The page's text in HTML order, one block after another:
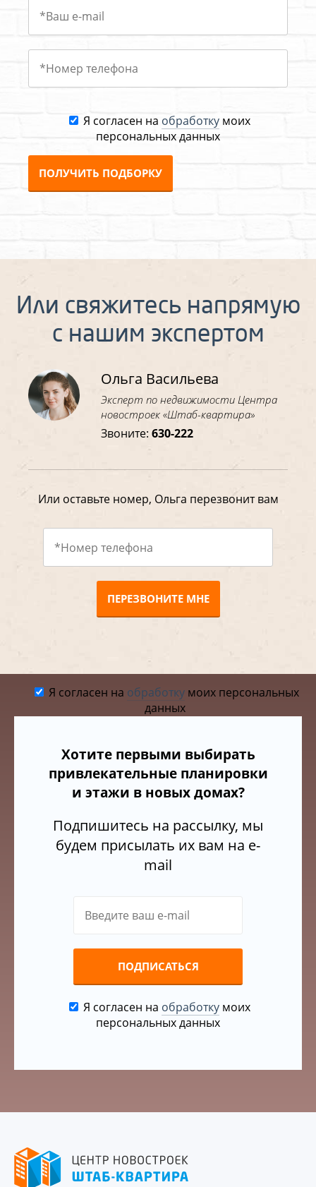
Я согласен на обработкумоих
персональных данных
ПОЛУЧИТЬ ПОДБОРКУ
Или свяжитесь напрямую
с нашим экспертом
Ольга Васильева
Эксперт по недвижимости Центра
новостроек «Штаб-квартира»
Звоните:630-222
Или оставьте номер, Ольга перезвонит вам
ПЕРЕЗВОНИТЕ МНЕ
Я согласен на обработкумоих персональных
данных
Хотите первыми выбирать
привлекательные планировки
и этажи в новых домах?
Подпишитесь на рассылку, мы
будем присылать их вам на e-
mail
ПОДПИСАТЬСЯ
Я согласен на обработкумоих
персональных данных